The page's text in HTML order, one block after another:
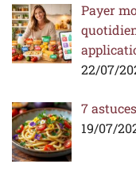
Payer
22/07/
7
19/07/